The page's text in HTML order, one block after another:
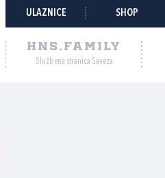
ULAZNICE SHOP
HNS.FAMILY
Službena stranica Saveza